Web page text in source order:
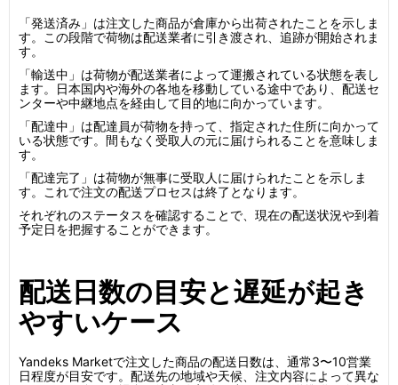
「発送済み」は注文した商品が倉庫から出荷されたことを示しま
す。この段階で荷物は配送業者に引き渡され、追跡が開始されま
す。
「輸送中」は荷物が配送業者によって運搬されている状態を表し
ます。日本国内や海外の各地を移動している途中であり、配送セ
ンターや中継地点を経由して目的地に向かっています。
「配達中」は配達員が荷物を持って、指定された住所に向かって
いる状態です。間もなく受取人の元に届けられることを意味しま
す。
「配達完了」は荷物が無事に受取人に届けられたことを示しま
す。これで注文の配送プロセスは終了となります。
それぞれのステータスを確認することで、現在の配送状況や到着
予定日を把握することができます。
配送日数の目安と遅延が起き
やすいケース
Yandeks Marketで注文した商品の配送日数は、通常3〜10営業
日程度が目安です。配送先の地域や天候、注文内容によって異な